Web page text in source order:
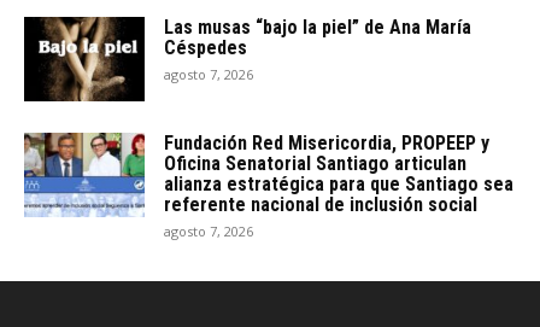
Las musas “bajo la piel” de Ana María
Céspedes
agosto 7, 2026
Fundación Red Misericordia, PROPEEP y
Oficina Senatorial Santiago articulan
alianza estratégica para que Santiago sea
referente nacional de inclusión social
agosto 7, 2026